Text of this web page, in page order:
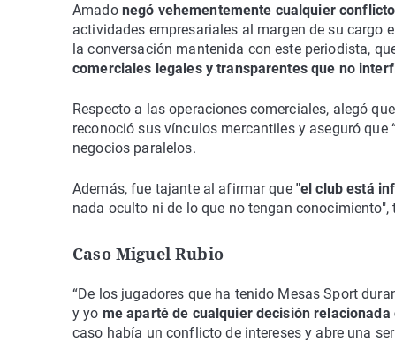
Amado negó vehementemente cualquier
actividades empresariales al margen de su
la conversación mantenida con este periodista,
comerciales legales y transparentes que no
Respecto a las operaciones comerciales, alegó
reconoció sus vínculos mercantiles y aseguró
negocios paralelos.
Además, fue tajante al afirmar que "el club está
nada oculto ni de lo que no tengan
Caso Miguel Rubio
“De los jugadores que ha tenido Mesas Sport
y yo me aparté de cualquier decisión relacionada
caso había un conflicto de intereses y abre una